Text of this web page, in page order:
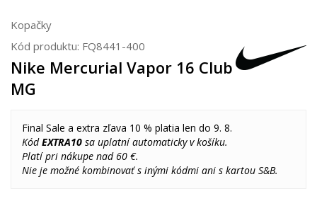
Kopačky
Kód produktu: FQ8441-400
Nike Mercurial Vapor 16 Club
MG
Final Sale a extra zľava 10 % platia len do 9. 8.
KódEXTRA10 sa uplatní automaticky v košíku.
Platí pri nákupe nad 60 €.
Nie je možné kombinovať s inými kódmi ani s kartou S&B.